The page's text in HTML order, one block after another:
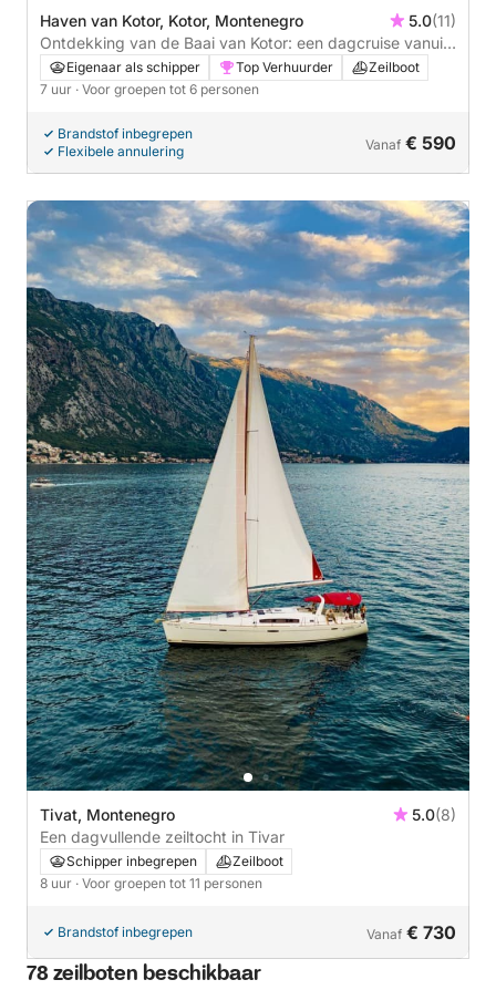
Haven van Kotor, Kotor, Montenegro 5.0(11)
Ontdekking van de Baai van Kotor: een dagcruise vanuit
KotorEigenaar als schipper Top Verhuurder
Zeilboot
7 uur · Voor groepen tot 6 personen
Brandstof inbegrepen
Flexibele annulering
Vanaf € 590
Tivat, Montenegro 5.0(8)
Een dagvullende zeiltocht in Tivar
Schipper inbegrepen
Zeilboot
8 uur · Voor groepen tot 11 personen
Brandstof inbegrepen Vanaf € 730
78 zeilboten beschikbaar